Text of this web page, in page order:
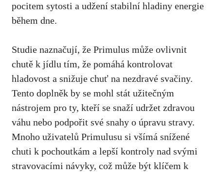
pocitem sytosti a udžení stabilní hladiny energie
během dne.
Studie naznačují, že Primulus může ovlivnit
chutě k jídlu tím, že pomáhá kontrolovat
hladovost a snižuje chuť na nezdravé svačiny.
Tento doplněk by se mohl stát užitečným
nástrojem pro ty, kteří se snaží udržet zdravou
váhu nebo podpořit své snahy o úpravu stravy.
Mnoho uživatelů Primulusu si všímá snížené
chuti k pochoutkám a lepší kontroly nad svými
stravovacími návyky, což může být klíčem k